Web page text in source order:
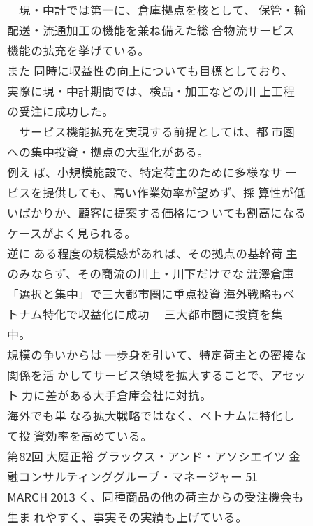
現・中計では第一に、倉庫拠点を核として、 保管・輸
配送・流通加工の機能を兼ね備えた総 合物流サービス
機能の拡充を挙げている。
また 同時に収益性の向上についても目標としており、
実際に現・中計期間では、検品・加工などの川 上工程
の受注に成功した。
サービス機能拡充を実現する前提としては、都 市圏
への集中投資・拠点の大型化がある。
例え ば、小規模施設で、特定荷主のために多様なサ ー
ビスを提供しても、高い作業効率が望めず、採 算性が低
いばかりか、顧客に提案する価格につ いても割高になる
ケースがよく見られる。
逆に ある程度の規模感があれば、その拠点の基幹荷 主
のみならず、その商流の川上・川下だけでな 澁澤倉庫
「選択と集中」で三大都市圏に重点投資 海外戦略もベ
トナム特化で収益化に成功 三大都市圏に投資を集
中。
規模の争いからは 一歩身を引いて、特定荷主との密接な
関係を活 かしてサービス領域を拡大することで、アセッ
ト 力に差がある大手倉庫会社に対抗。
海外でも単 なる拡大戦略ではなく、ベトナムに特化し
て投 資効率を高めている。
第82回 大庭正裕 グラックス・アンド・アソシエイツ 金
融コンサルティンググループ・マネージャー 51
MARCH 2013 く、同種商品の他の荷主からの受注機会も
生ま れやすく、事実その実績も上げている。